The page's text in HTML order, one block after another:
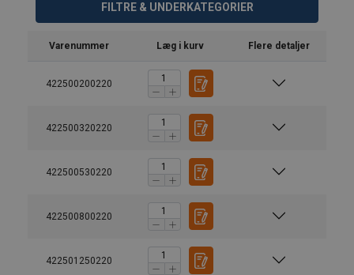
FILTRE & UNDERKATEGORIER
Varenummer Læg i kurv Flere detaljer
422500200220
422500320220
422500530220
422500800220
422501250220